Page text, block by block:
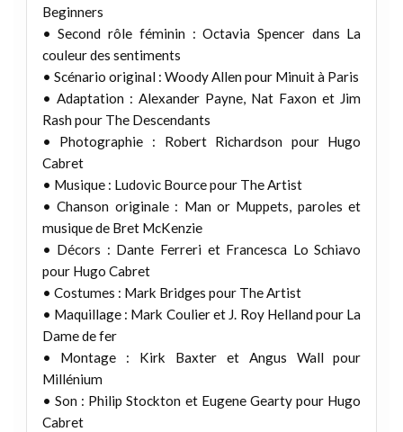
Beginners
• Second rôle féminin : Octavia Spencer dans La
couleur des sentiments
• Scénario original : Woody Allen pour Minuit à Paris
• Adaptation : Alexander Payne, Nat Faxon et Jim
Rash pour The Descendants
• Photographie : Robert Richardson pour Hugo
Cabret
• Musique : Ludovic Bource pour The Artist
• Chanson originale : Man or Muppets, paroles et
musique de Bret McKenzie
• Décors : Dante Ferreri et Francesca Lo Schiavo
pour Hugo Cabret
• Costumes : Mark Bridges pour The Artist
• Maquillage : Mark Coulier et J. Roy Helland pour La
Dame de fer
• Montage : Kirk Baxter et Angus Wall pour
Millénium
• Son : Philip Stockton et Eugene Gearty pour Hugo
Cabret